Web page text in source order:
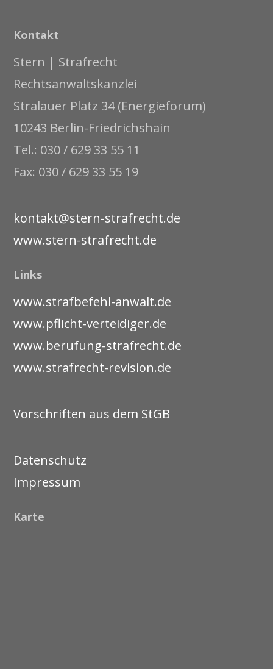
Kontakt
Stern | Strafrecht
Rechtsanwaltskanzlei
Stralauer Platz 34 (Energieforum)
10243 Berlin-Friedrichshain
Tel.: 030 / 629 33 55 11
Fax: 030 / 629 33 55 19
kontakt@stern-strafrecht.de
www.stern-strafrecht.de
Links
www.strafbefehl-anwalt.de
www.pflicht-verteidiger.de
www.berufung-strafrecht.de
www.strafrecht-revision.de
Vorschriften aus dem StGB
Datenschutz
Impressum
Karte